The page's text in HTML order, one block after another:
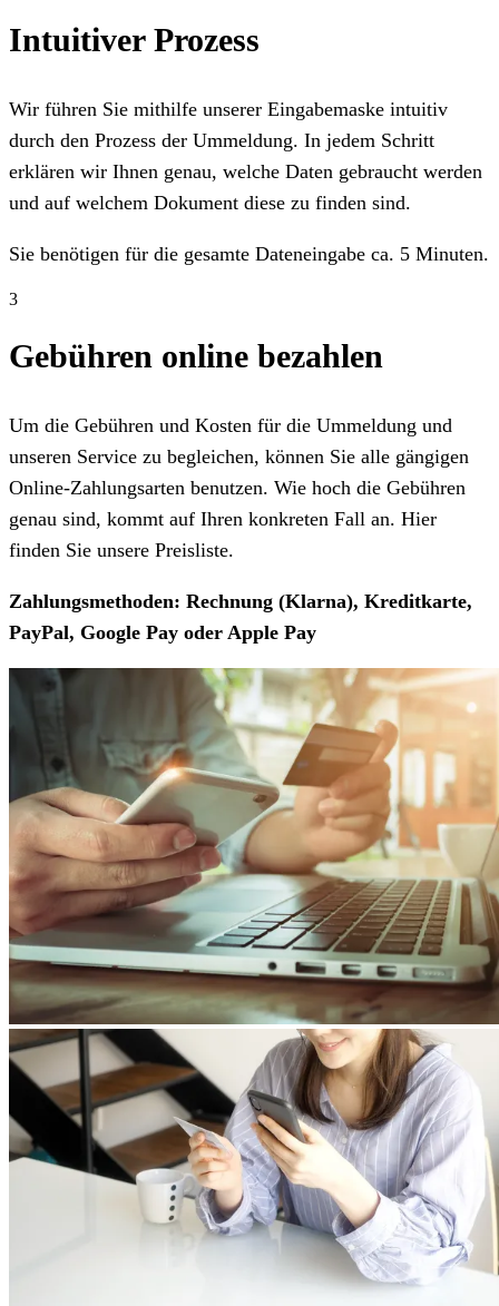
Intuitiver Prozess
Wir führen Sie mithilfe unserer Eingabemaske intuitiv
durch den Prozess der Ummeldung. In jedem Schritt
erklären wir Ihnen genau, welche Daten gebraucht werden
und auf welchem Dokument diese zu finden sind.
Sie benötigen für die gesamte Dateneingabe ca. 5 Minuten.
3
Gebühren online bezahlen
Um die Gebühren und Kosten für die Ummeldung und
unseren Service zu begleichen, können Sie alle gängigen
Online-Zahlungsarten benutzen. Wie hoch die Gebühren
genau sind, kommt auf Ihren konkreten Fall an. Hier
finden Sie unsere Preisliste.
Zahlungsmethoden: Rechnung (Klarna), Kreditkarte,
PayPal, Google Pay oder Apple Pay